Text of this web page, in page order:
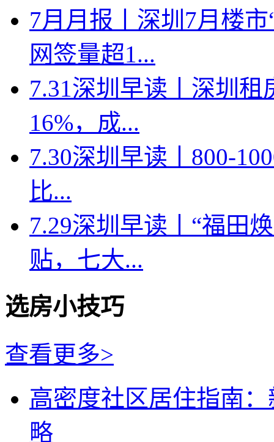
7月月报丨深圳7月楼
网签量超1...
7.31深圳早读丨深圳
16%，成...
7.30深圳早读丨800-
比...
7.29深圳早读丨“福田
贴，七大...
选房小技巧
查看更多>
高密度社区居住指南
略